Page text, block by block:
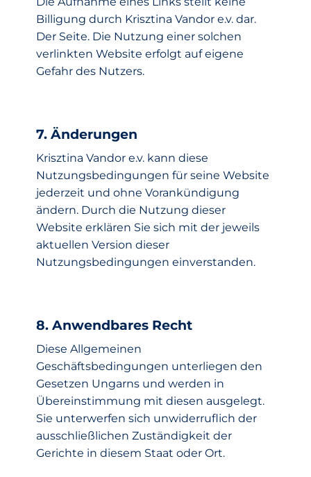
Billigung durch Krisztina Vandor e.v. dar.
Der Seite. Die Nutzung einer solchen
verlinkten Website erfolgt auf eigene
Gefahr des Nutzers.
7. Änderungen
Krisztina Vandor e.v. kann diese
Nutzungsbedingungen für seine Website
jederzeit und ohne Vorankündigung
ändern. Durch die Nutzung dieser
Website erklären Sie sich mit der jeweils
aktuellen Version dieser
Nutzungsbedingungen einverstanden.
8. Anwendbares Recht
Diese Allgemeinen
Geschäftsbedingungen unterliegen den
Gesetzen Ungarns und werden in
Übereinstimmung mit diesen ausgelegt.
Sie unterwerfen sich unwiderruflich der
ausschließlichen Zuständigkeit der
Gerichte in diesem Staat oder Ort.